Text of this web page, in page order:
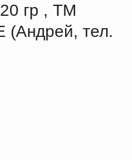
гр , TM
(Андрей, тел.